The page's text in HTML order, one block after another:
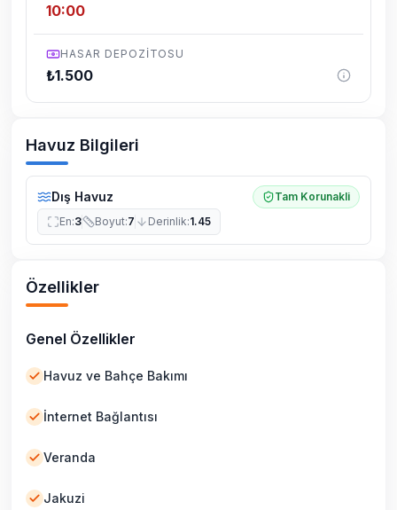
10:00
HASAR DEPOZITOSU
₺1.500
Havuz Bilgileri
Dış Havuz
Tam Korunakli
En:3 Boyut:7 Derinlik:1.45
Özellikler
Genel Özellikler
Havuz ve Bahçe Bakımı
İnternet Bağlantısı
Veranda
Jakuzi